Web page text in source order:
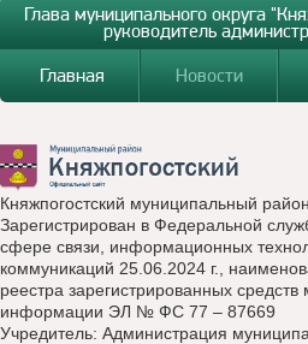
Глава муниципального округа
руководитель
Главная
Новости
Княжпогостский муниципальный
Зарегистрирован в Федеральной
сфере связи, информационных
коммуникаций 25.06.2024 г.,
реестра зарегистрированных средств
информации ЭЛ № ФС 77 – 87669
Учредитель: Администрация